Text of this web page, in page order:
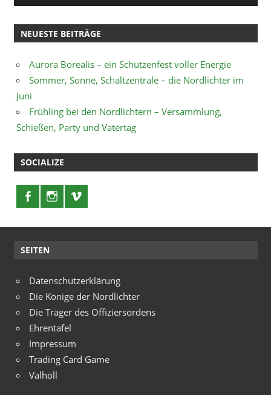
NEUESTE BEITRÄGE
Aurora Borealis – ein Schützenfest voller Energie
Sommer, Sonne, Schaltzentrale – die Nordlichter im
Juni
Frühling bei den Nordlichtern – Versammlung,
Schießen, Party und Vatertag
SOCIALIZE
SEITEN
Datenschutzerklärung
Die Könige der Nordlichter
Die Träger des Offiziersordens
Ehrentafel
Impressum
Trading Card Game
Valhöll